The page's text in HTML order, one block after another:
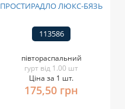
ПРОСТИРАДЛО ЛЮКС-БЯЗЬ
113586
півтораспальний
гурт від 1.00 шт
Ціна за 1 шт.
175,50 грн